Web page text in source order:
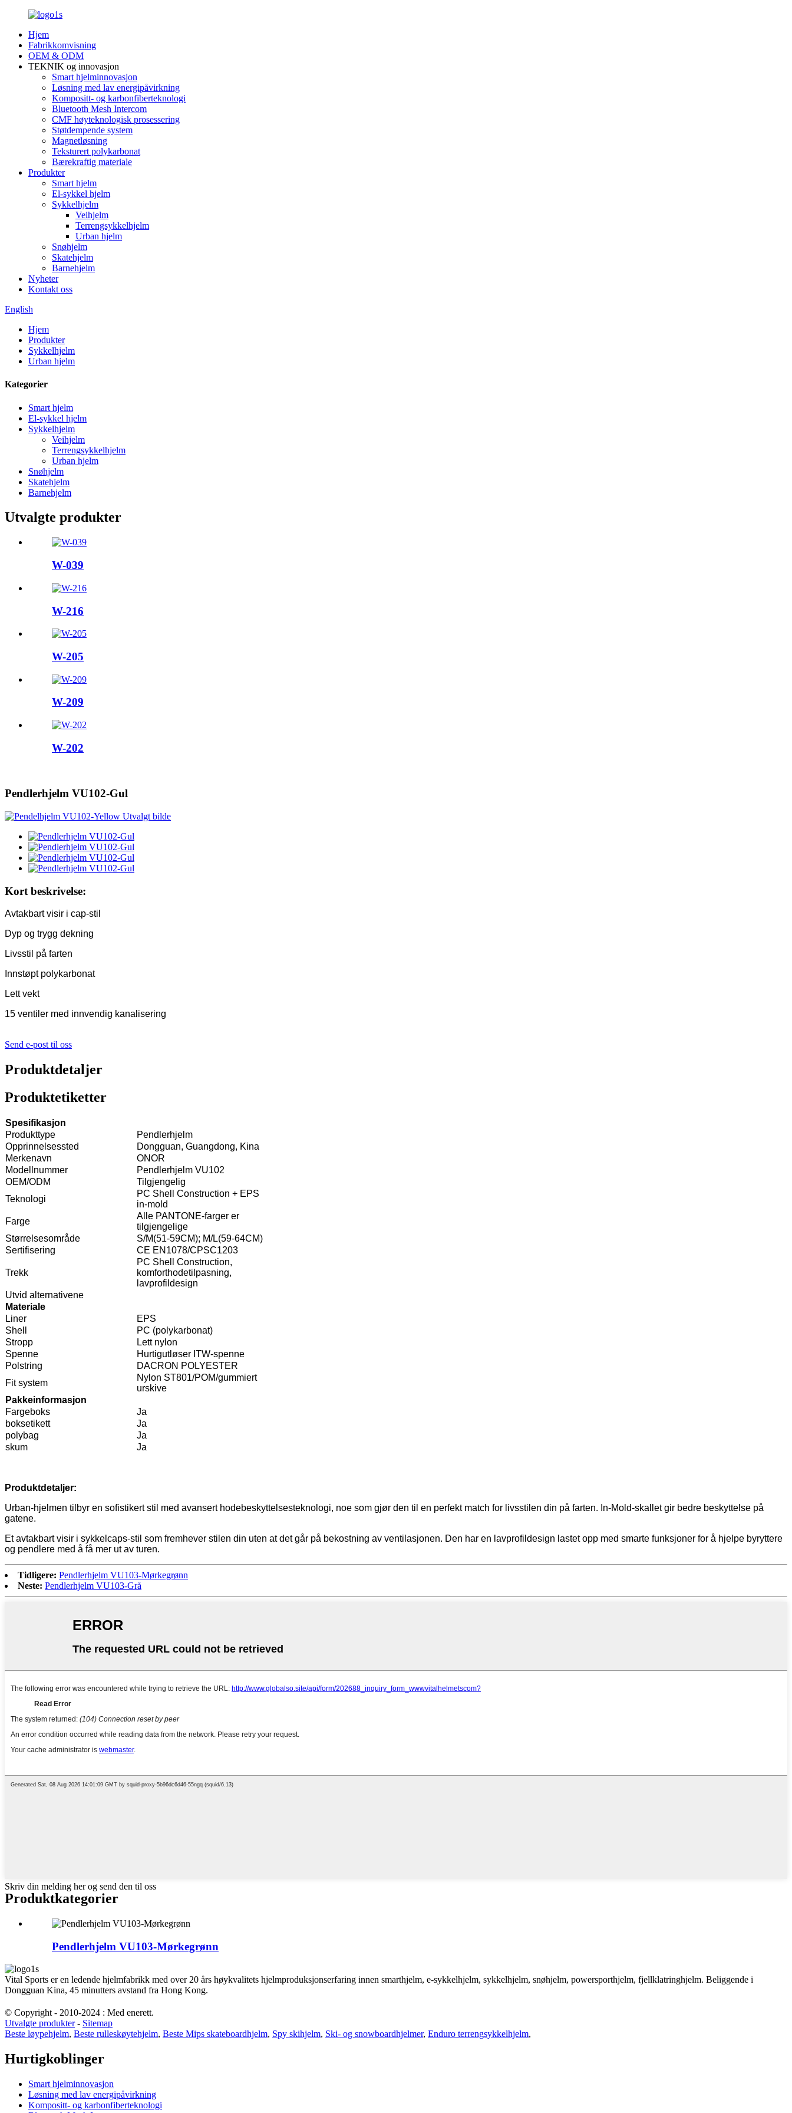
Hjem
Fabrikkomvisning
OEM & ODM
TEKNIK og innovasjon
Smart hjelminnovasjon
Løsning med lav energipåvirkning
Kompositt- og karbonfiberteknologi
Bluetooth Mesh Intercom
CMF høyteknologisk prosessering
Støtdempende system
Magnetløsning
Teksturert polykarbonat
Bærekraftig materiale
Produkter
Smart hjelm
El-sykkel hjelm
Sykkelhjelm
Veihjelm
Terrengsykkelhjelm
Urban hjelm
Snøhjelm
Skatehjelm
Barnehjelm
Nyheter
Kontakt oss
English
Hjem
Produkter
Sykkelhjelm
Urban hjelm
Kategorier
Smart hjelm
El-sykkel hjelm
Sykkelhjelm
Veihjelm
Terrengsykkelhjelm
Urban hjelm
Snøhjelm
Skatehjelm
Barnehjelm
Utvalgte produkter
W-039
W-216
W-205
W-209
W-202
Pendlerhjelm VU102-Gul
Kort beskrivelse:
Avtakbart visir i cap-stil
Dyp og trygg dekning
Livsstil på farten
Innstøpt polykarbonat
Lett vekt
15 ventiler med innvendig kanalisering
Send e-post til oss
Produktdetaljer
Produktetiketter
Spesifikasjon
Produkttype
Pendlerhjelm
Opprinnelsessted
Dongguan, Guangdong, Kina
Merkenavn
ONOR
Modellnummer
Pendlerhjelm VU102
OEM/ODM
Tilgjengelig
Teknologi
PC Shell Construction + EPS
in-mold
Farge
Alle PANTONE-farger er
tilgjengelige
Størrelsesområde
S/M(51-59CM); M/L(59-64CM)
Sertifisering
CE EN1078/CPSC1203
Trekk
PC Shell Construction,
komforthodetilpasning,
lavprofildesign
Utvid alternativene
Materiale
Liner
EPS
Shell
PC (polykarbonat)
Stropp
Lett nylon
Spenne
Hurtigutløser ITW-spenne
Polstring
DACRON POLYESTER
Fit system
Nylon ST801/POM/gummiert
urskive
Pakkeinformasjon
Fargeboks
Ja
boksetikett
Ja
polybag
Ja
skum
Ja
Produktdetaljer:
Urban-hjelmen tilbyr en sofistikert stil med avansert hodebeskyttelsesteknologi, noe som gjør den til en perfekt match for livsstilen din på farten. In-Mold-skallet gir bedre beskyttelse på
gatene.
Et avtakbart visir i sykkelcaps-stil som fremhever stilen din uten at det går på bekostning av ventilasjonen. Den har en lavprofildesign lastet opp med smarte funksjoner for å hjelpe byryttere
og pendlere med å få mer ut av turen.
Tidligere: Pendlerhjelm VU103-Mørkegrønn
Neste: Pendlerhjelm VU103-Grå
Skriv din melding her og send den til oss
Produktkategorier
Pendlerhjelm VU103-Mørkegrønn
Vital Sports er en ledende hjelmfabrikk med over 20 års høykvalitets hjelmproduksjonserfaring innen smarthjelm, e-sykkelhjelm, sykkelhjelm, snøhjelm, powersporthjelm, fjellklatringhjelm. Beliggende i
Dongguan Kina, 45 minutters avstand fra Hong Kong.
© Copyright - 2010-2024 : Med enerett.
Utvalgte produkter- Sitemap
Beste løypehjelm, Beste rulleskøytehjelm, Beste Mips skateboardhjelm, Spy skihjelm, Ski- og snowboardhjelmer, Enduro terrengsykkelhjelm,
Hurtigkoblinger
Smart hjelminnovasjon
Løsning med lav energipåvirkning
Kompositt- og karbonfiberteknologi